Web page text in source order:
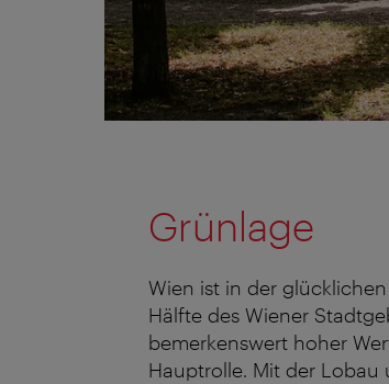
Grünlage
Wien ist in der
Hälfte des Wiener
bemerkenswert hoher
Hauptrolle. Mit der